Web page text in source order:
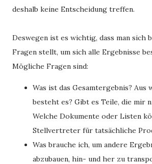
deshalb keine Entscheidung treffen.
Deswegen ist es wichtig, dass man sich
Fragen stellt, um sich alle Ergebnisse
Mögliche Fragen sind:
Was ist das Gesamtergebnis? Aus
besteht es? Gibt es Teile, die mir
Welche Dokumente oder Listen
Stellvertreter für tatsächliche
Was brauche ich, um andere
abzubauen, hin- und her zu